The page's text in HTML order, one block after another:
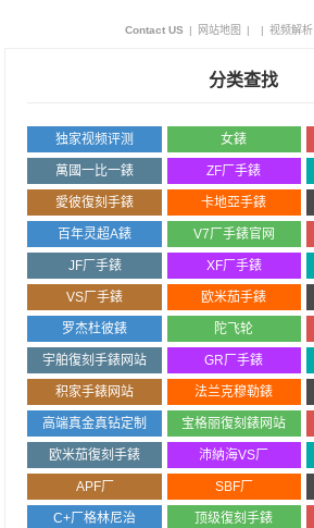
Contact US 网站地图 视频解析
分类查找
独家视频评测 女錶
萬國一比一錶 ZF厂手錶
愛彼復刻手錶 卡地亞手錶
百年灵超A錶 V7厂手錶官网
JF厂手錶 XF厂手錶
VS厂手錶 欧米茄手錶
罗杰杜彼錶 陀飞轮
宇舶復刻手錶网站 GR厂手錶
积家手錶网站 法兰克穆勒錶
高端真金真钻定制 宝格丽復刻錶网站
欧米茄復刻手錶 沛納海VS厂
APF厂 SBF厂
C+厂格林尼治 顶级復刻手錶